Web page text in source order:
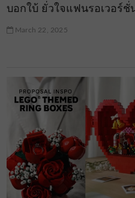
บอกใบ้ ยั่วใจแฟนรอเวอร์ชั่
March 22, 2025